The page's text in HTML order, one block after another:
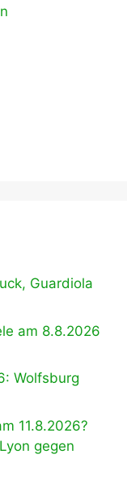
Guardiola
am 8.8.2026
Wolfsburg
11.8.2026?
gegen